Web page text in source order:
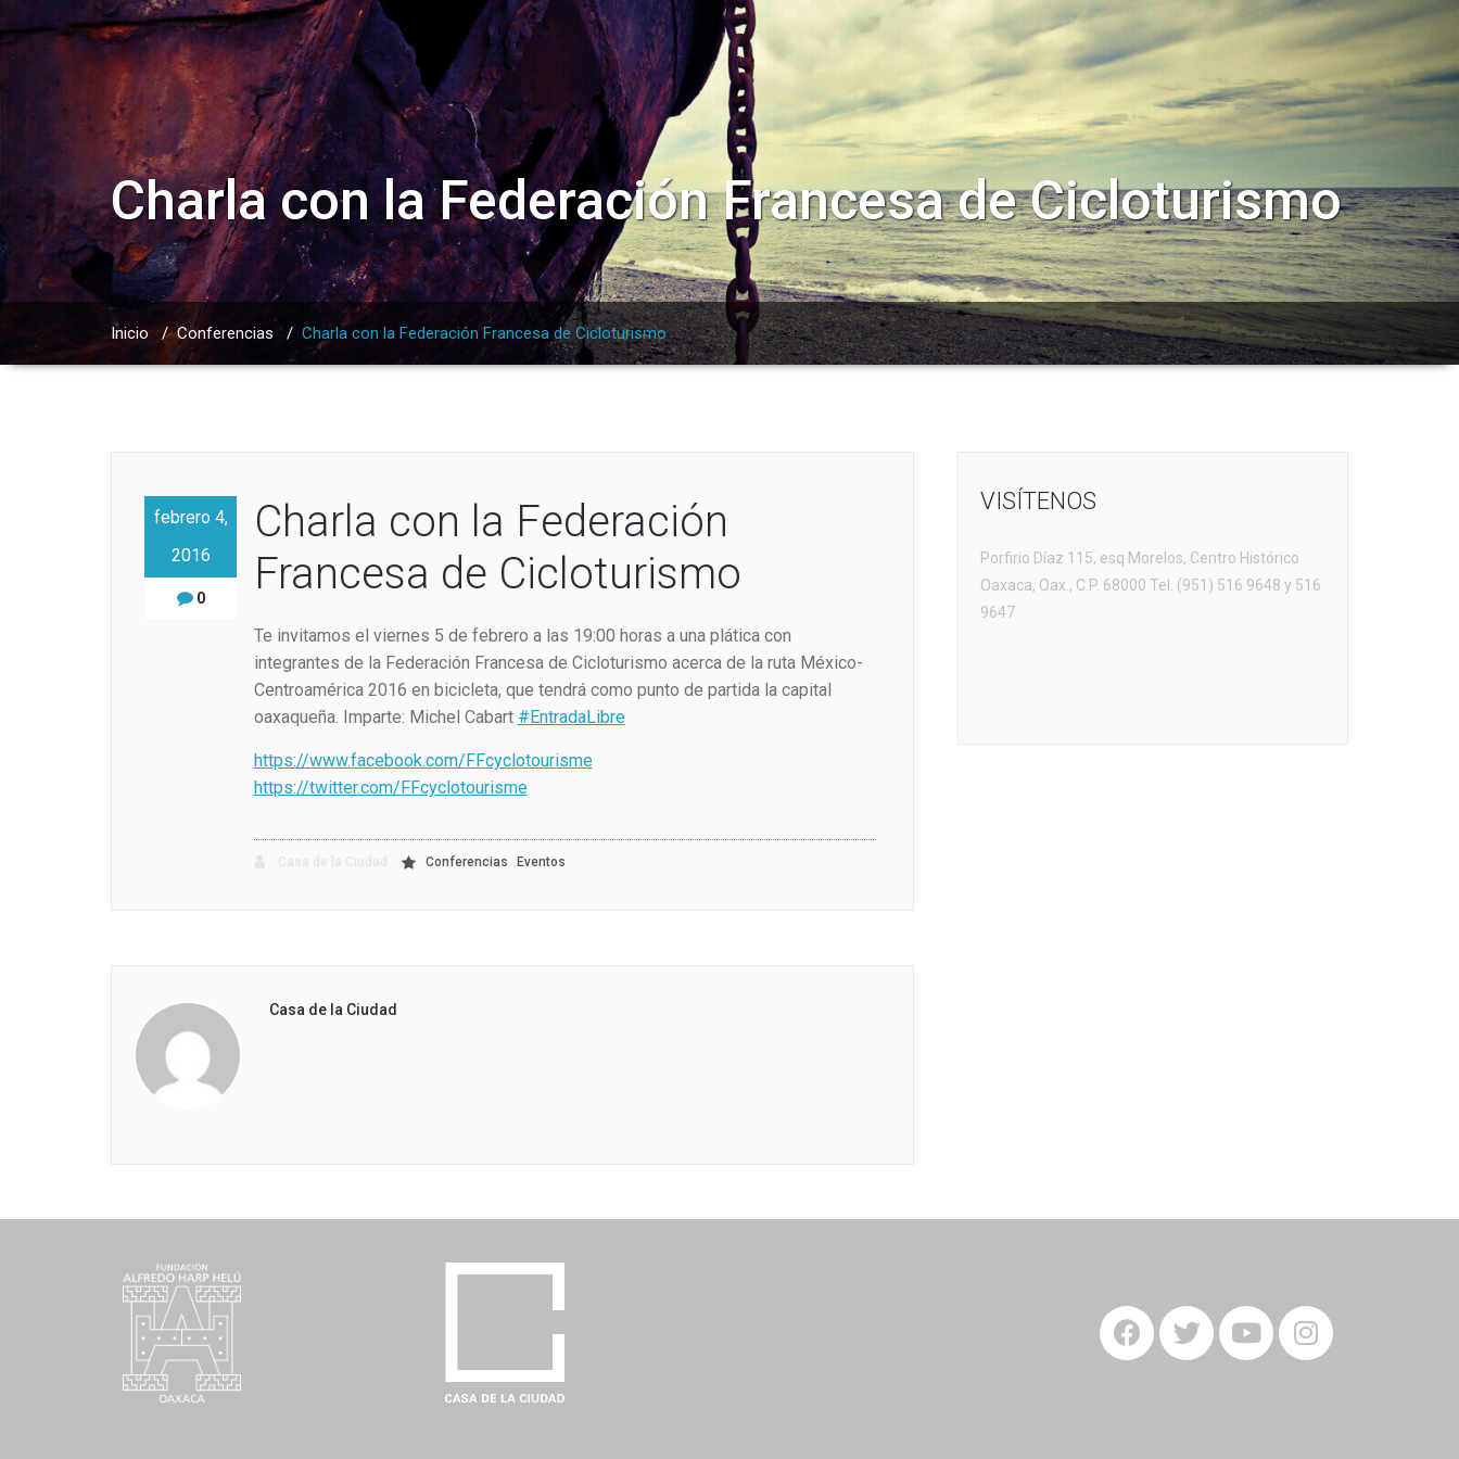
Charla con la Federación Francesa de Cicloturismo
Inicio/Conferencias / Charla con la Federación Francesa de Cicloturismo
febrero 4,
2016
0
Charla con la Federación
Francesa de Cicloturismo
Te invitamos el viernes 5 de febrero a las 19:00 horas a una plática con
integrantes de la Federación Francesa de Cicloturismo acerca de la ruta México-
Centroamérica 2016 en bicicleta, que tendrá como punto de partida la capital
oaxaqueña. Imparte: Michel Cabart #EntradaLibre
https://www.facebook.com/ FFcyclotourisme
https://twitter.com/ FFcyclotourisme
Conferencias Eventos
Casa de la Ciudad
VISÍTENOS
Porfirio Díaz 115, esq Morelos, Centro Histórico
Oaxaca, Oax., C.P. 68000 Tel. (951) 516 9648 y 516
9647